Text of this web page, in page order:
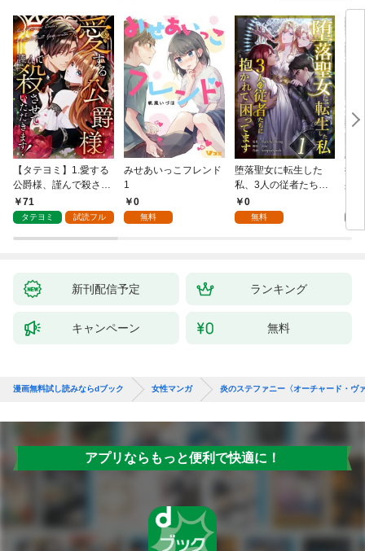
【タテヨミ】1.愛する
公爵様、謹んで殺させ
ていただきます！
71
タテヨミ 試読フル
みせあいっこフレンド
1
0
無料
堕落聖女に転生した
私、3人の従者たちに
抱かれて困ってます 第
1話
0
無料
授
身
新刊配信予定 ランキング
キャンペーン 無料
漫画無料試し読みならdブック 女性マンガ 炎のステファニー〈オーチャード・ヴ
アプリならもっと便利で快適に！